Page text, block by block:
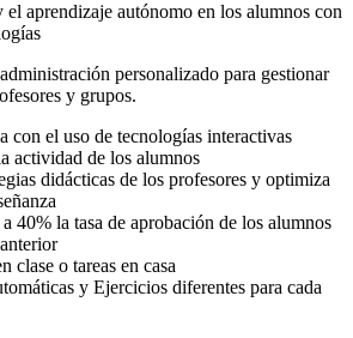
aprendizaje autónomo en los alumnos con
personalizado para gestionar
y grupos.
con el uso de tecnologías interactivas
actividad de los alumnos
didácticas de los profesores y optimiza
40% la tasa de aprobación de los alumnos
clase o tareas en casa
y Ejercicios diferentes para cada